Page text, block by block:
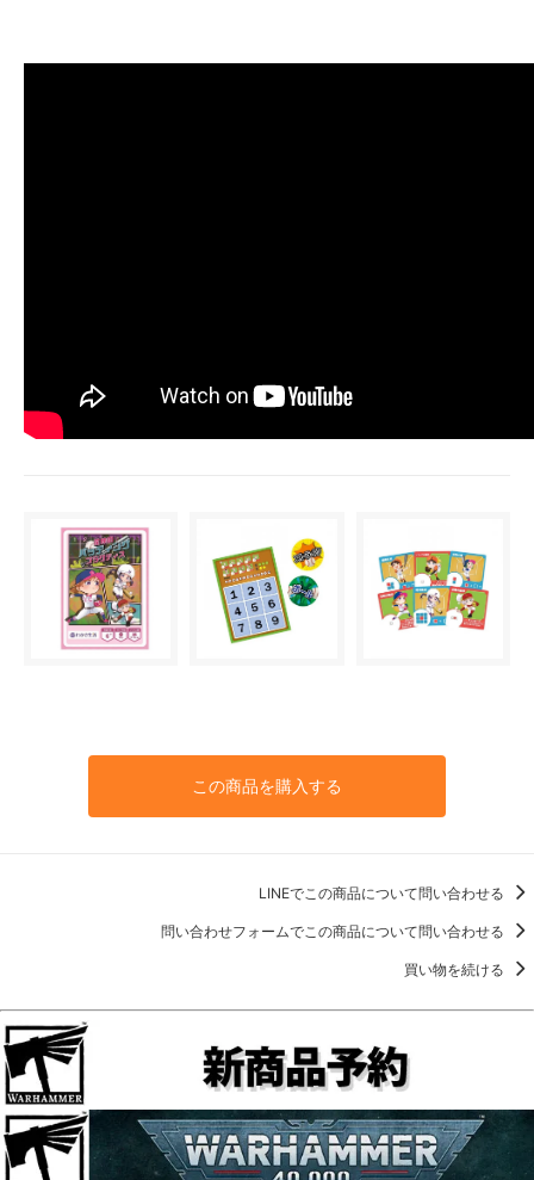
この商品を購入する
LINEでこの商品について問い合わせる
問い合わせフォームでこの商品について問い合わせる
買い物を続ける